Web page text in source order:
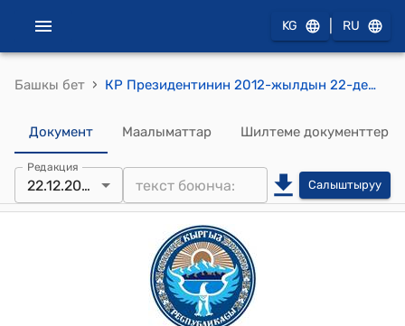
KG RU
Башкы бет › КР Президентинин 2012-жылдын 22-декабрындагы ПУ №262 "Кыргыз Республикасынын жарандыгынан чыгуу жөнүндө" жарлыгы
Документ Маалыматтар Шилтеме документтер
Редакция
22.12.2012 Салыштыруу